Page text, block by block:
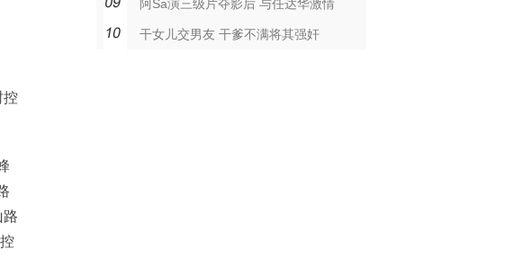
控
路
阿Sa演三级片夺影后 与任达华激情
干女儿交男友 干爹不满将其强奸